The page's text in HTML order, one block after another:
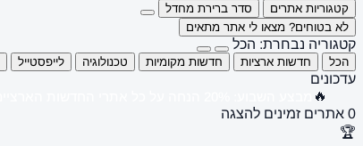
קטגוריות אתרים
סדר ברירת מחדל
לא בטוחים? מצאו לי אתר מתאים
קטגוריה נבחרת: הכל
הכל חדשות ארציות חדשות מקומיות טכנולוגיה לייפסטייל
עדכונים
🔥
0 אתרים זמינים להצגה
🏆